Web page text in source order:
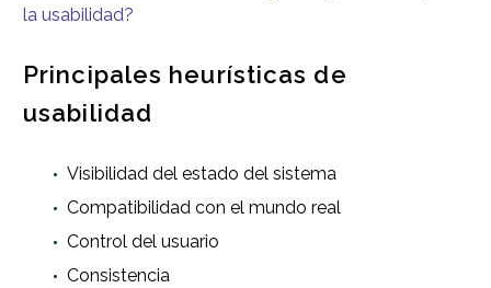
la usabilidad?
Principales heurísticas de
usabilidad
Visibilidad del estado del sistema
Compatibilidad con el mundo real
Control del usuario
Consistencia